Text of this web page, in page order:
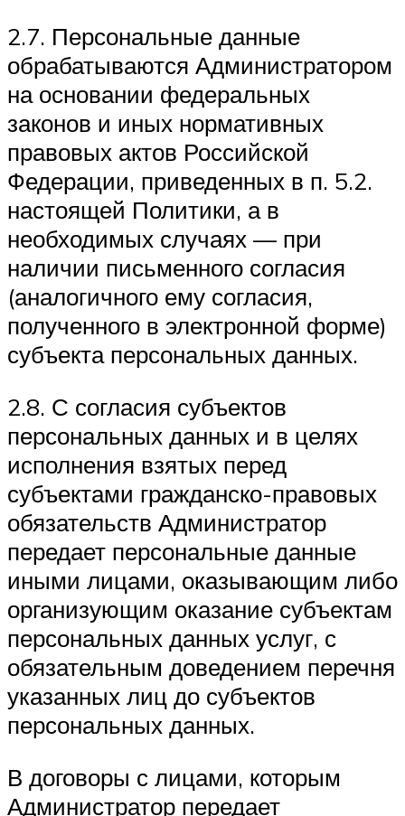
2.7. Персональные данные
обрабатываются Администратором
на основании федеральных
законов и иных нормативных
правовых актов Российской
Федерации, приведенных в п. 5.2.
настоящей Политики, а в
необходимых случаях — при
наличии письменного согласия
(аналогичного ему согласия,
полученного в электронной форме)
субъекта персональных данных.
2.8. С согласия субъектов
персональных данных и в целях
исполнения взятых перед
субъектами гражданско-правовых
обязательств Администратор
передает персональные данные
иными лицами, оказывающим либо
организующим оказание субъектам
персональных данных услуг, с
обязательным доведением перечня
указанных лиц до субъектов
персональных данных.
В договоры с лицами, которым
Администратор передает